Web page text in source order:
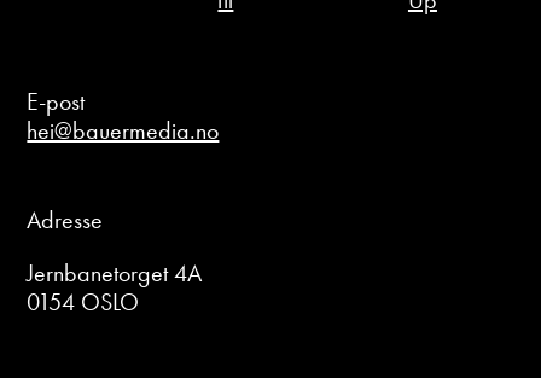
E-post
hei@bauermedia.no
Adresse
Jernbanetorget 4A
0154 OSLO